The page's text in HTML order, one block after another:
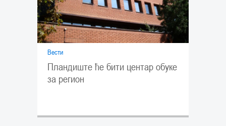
Вести
Пландиште ће бити центар обуке
за регион